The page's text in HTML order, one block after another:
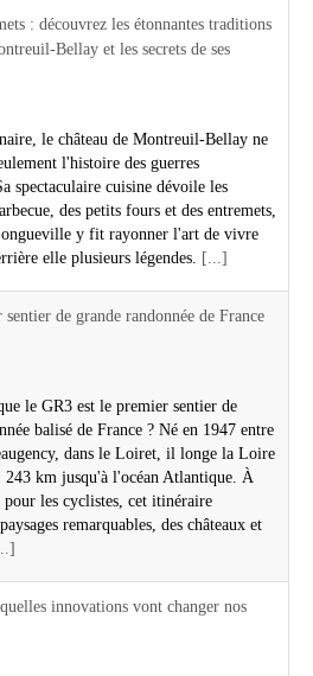
: découvrez les étonnantes traditions
Bellay et les secrets de ses
le château de Montreuil-Bellay ne
l'histoire des guerres
spectaculaire cuisine dévoile les
des petits fours et des entremets,
y fit rayonner l'art de vivre
elle plusieurs légendes. [...]
de grande randonnée de France
le GR3 est le premier sentier de
balisé de France ? Né en 1947 entre
dans le Loiret, il longe la Loire
243 km jusqu'à l'océan Atlantique. À
les cyclistes, cet itinéraire
remarquables, des châteaux et
innovations vont changer nos